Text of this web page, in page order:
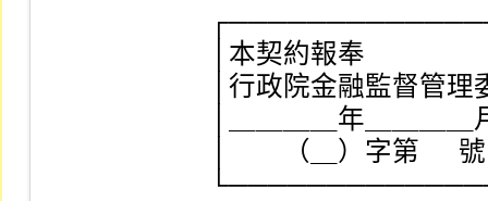
│本契約報奉
│行政院金融監督管理
│＿＿＿＿年＿＿＿
│　　（＿）字第